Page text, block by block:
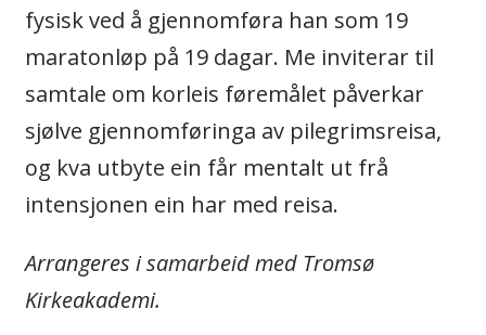
fysisk ved å gjennomføra han som 19
maratonløp på 19 dagar. Me inviterar til
samtale om korleis føremålet påverkar
sjølve gjennomføringa av pilegrimsreisa,
og kva utbyte ein får mentalt ut frå
intensjonen ein har med reisa.
Arrangeres i samarbeid med Tromsø
Kirkeakademi.